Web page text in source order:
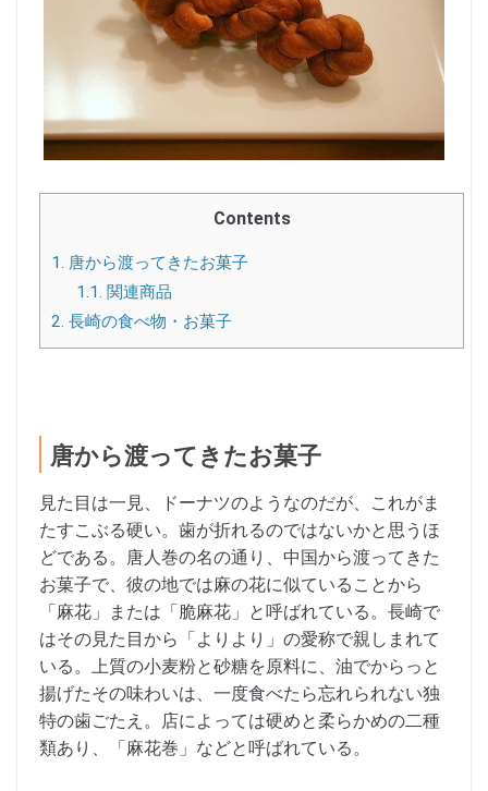
Contents
1. 唐から渡ってきたお菓子
1.1. 関連商品
2. 長崎の食べ物・お菓子
唐から渡ってきたお菓子
見た目は一見、ドーナツのようなのだが、これがま
たすこぶる硬い。歯が折れるのではないかと思うほ
どである。唐人巻の名の通り、中国から渡ってきた
お菓子で、彼の地では麻の花に似ていることから
「麻花」または「脆麻花」と呼ばれている。長崎で
はその見た目から「よりより」の愛称で親しまれて
いる。上質の小麦粉と砂糖を原料に、油でからっと
揚げたその味わいは、一度食べたら忘れられない独
特の歯ごたえ。店によっては硬めと柔らかめの二種
類あり、「麻花巻」などと呼ばれている。